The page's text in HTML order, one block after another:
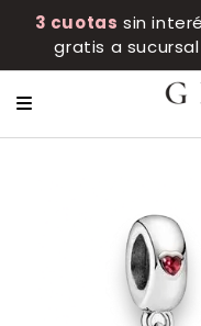
3 cuotas sin
gratis a